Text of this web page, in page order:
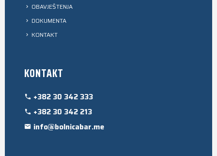
OBAVJEŠTENJA
DOKUMENTA
KONTAKT
KONTAKT
+382 30 342 333
+382 30 342 213
info@bolnicabar.me